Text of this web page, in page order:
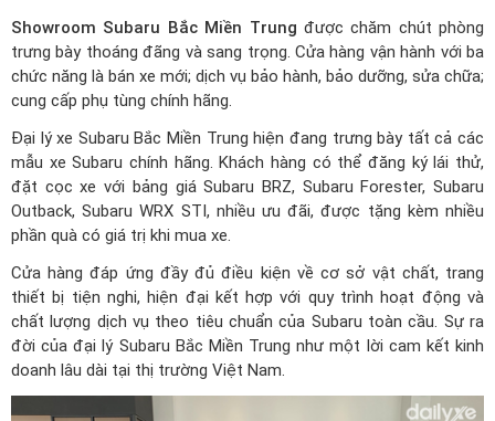
Showroom Subaru Bắc Miền Trung được chăm chút phòng
trưng bày thoáng đãng và sang trọng. Cửa hàng vận hành với ba
chức năng là bán xe mới; dịch vụ bảo hành, bảo dưỡng, sửa chữa;
cung cấp phụ tùng chính hãng.
Đại lý xe Subaru Bắc Miền Trung hiện đang trưng bày tất cả các
mẫu xe Subaru chính hãng. Khách hàng có thể đăng ký lái thử,
đặt cọc xe với bảng giá Subaru BRZ, Subaru Forester, Subaru
Outback, Subaru WRX STI, nhiều ưu đãi, được tặng kèm nhiều
phần quà có giá trị khi mua xe.
Cửa hàng đáp ứng đầy đủ điều kiện về cơ sở vật chất, trang
thiết bị tiện nghi, hiện đại kết hợp với quy trình hoạt động và
chất lượng dịch vụ theo tiêu chuẩn của Subaru toàn cầu. Sự ra
đời của đại lý Subaru Bắc Miền Trung như một lời cam kết kinh
doanh lâu dài tại thị trường Việt Nam.